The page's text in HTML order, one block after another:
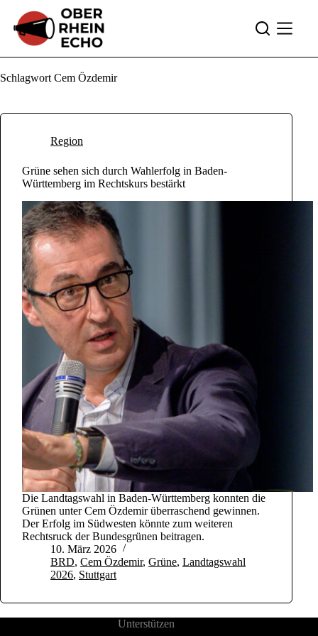
Inhalt
springen
Schlagwort Cem Özdemir
Region
Grüne sehen sich durch Wahlerfolg in Baden-
Württemberg im Rechtskurs bestärkt
Die Landtagswahl in Baden-Württemberg konnten die
Grünen unter Cem Özdemir überraschend gewinnen.
Der Erfolg im Südwesten könnte zum weiteren
Rechtsruck der Bundesgrünen beitragen.
10. März 2026
BRD, Cem Özdemir, Grüne, Landtagswahl
2026, Stuttgart
Unterstützen